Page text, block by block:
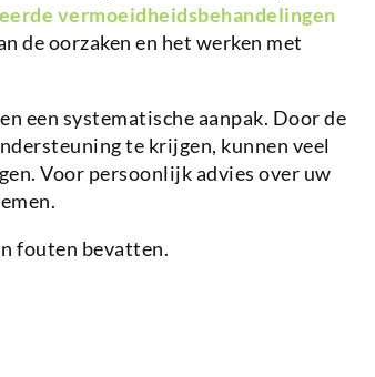
vermoeidheidsbehandelingen
de oorzaken en het werken met
een systematische aanpak. Door de
te krijgen, kunnen veel
Voor persoonlijk advies over uw
fouten bevatten.